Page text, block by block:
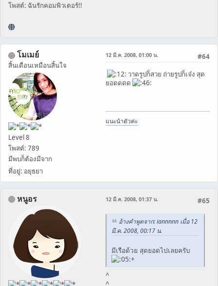
โพสต์: ฉันรักคอมพิวเตอร์!!
โมเมย์
สิ้นเดือนเหมือนสิ้นใจ
Level 8
โพสต์: 789
มีพบก็ต้องมีจาก
ที่อยู่: อยุธยา
#64
12 มี.ค. 2008, 01:00 น.
วาดรูปก็สวย ถ่ายรูปก็เจ๋ง สุด
ยอดดดด
แนะนำตัวค่ะ
หนูอร #65
12 มี.ค. 2008, 01:37 น.
อ้างคำพูดจาก: iannnnn เมื่อ 12
มี.ค. 2008, 00:17 น.
มีเรือด้วย สุดยอดไปเลยครับ
+
^
^